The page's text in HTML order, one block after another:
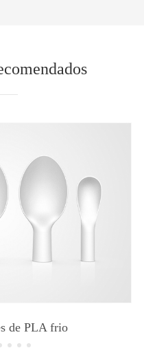
de PLA frio